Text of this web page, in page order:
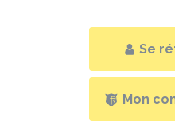
Se
Mon